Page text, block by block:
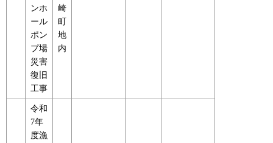
ンホ
ール
ポン
プ場
災害
復旧
工事
崎
町
地
内
令和
7年
度漁